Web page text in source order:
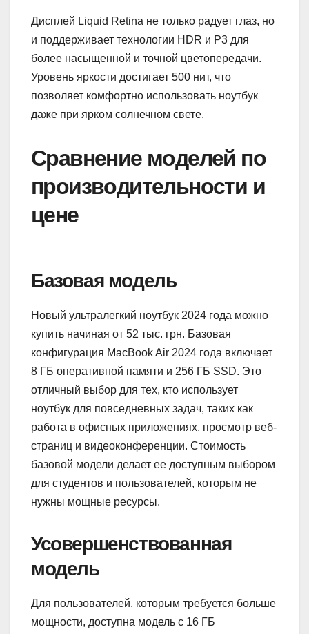
Дисплей Liquid Retina не только радует глаз, но
и поддерживает технологии HDR и P3 для
более насыщенной и точной цветопередачи.
Уровень яркости достигает 500 нит, что
позволяет комфортно использовать ноутбук
даже при ярком солнечном свете.
Сравнение моделей по
производительности и
цене
Базовая модель
Новый ультралегкий ноутбук 2024 года можно
купить начиная от 52 тыс. грн. Базовая
конфигурация MacBook Air 2024 года включает
8 ГБ оперативной памяти и 256 ГБ SSD. Это
отличный выбор для тех, кто использует
ноутбук для повседневных задач, таких как
работа в офисных приложениях, просмотр веб-
страниц и видеоконференции. Стоимость
базовой модели делает ее доступным выбором
для студентов и пользователей, которым не
нужны мощные ресурсы.
Усовершенствованная
модель
Для пользователей, которым требуется больше
мощности, доступна модель с 16 ГБ